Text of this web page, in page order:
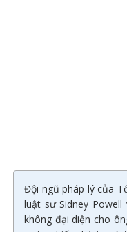
Đội ngũ pháp lý của
luật sư Sidney
không đại diện cho